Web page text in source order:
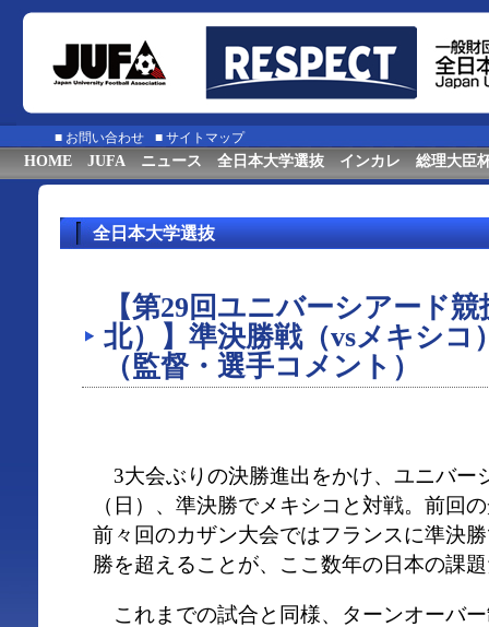
■ お問い合わせ ■ サイトマップ
HOME JUFA ニュース 全日本大学選抜 インカレ 総理大臣
全日本大学選抜
【第29回ユニバーシアード
北）】準決勝戦（vsメキシコ
（監督・選手コメント）
3大会ぶりの決勝進出をかけ、ユニバー
（日）、準決勝でメキシコと対戦。前回
前々回のカザン大会ではフランスに準決
勝を超えることが、ここ数年の日本の課
これまでの試合と同様、ターンオーバ